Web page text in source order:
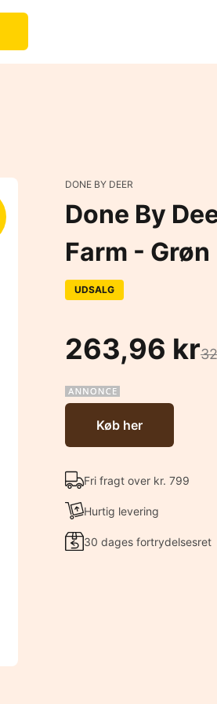
DONE BY DEER
Done By
Farm - Grøn
UDSALG
263,96 kr
Køb her
Fri fragt over kr. 799
Hurtig levering
30 dages fortrydelsesret